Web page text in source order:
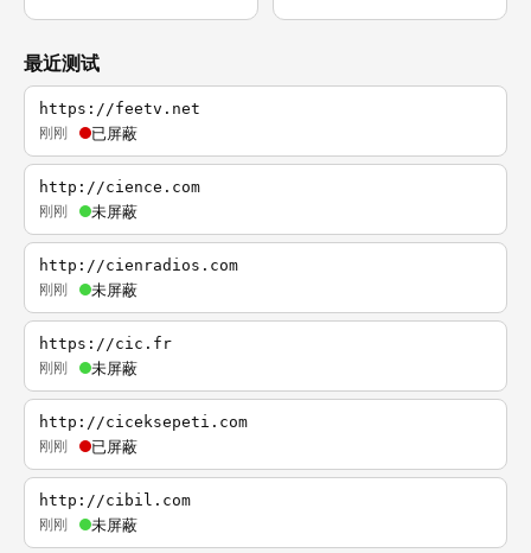
最近测试
https://feetv.net
刚刚 已屏蔽
http://cience.com
刚刚 未屏蔽
http://cienradios.com
刚刚 未屏蔽
https://cic.fr
刚刚 未屏蔽
http://ciceksepeti.com
刚刚 已屏蔽
http://cibil.com
刚刚 未屏蔽